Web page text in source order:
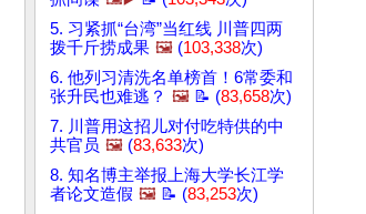
5. 习紧抓“台湾”当红线 川普四两
拨千斤捞成果 🖼️ (103,338次)
6. 他列习清洗名单榜首！6常委和
张升民也难逃？ 🖼️ 📝 (83,658次)
7. 川普用这招儿对付吃特供的中
共官员 🖼️ (83,633次)
8. 知名博主举报上海大学长江学
者论文造假 🖼️ 📝 (83,253次)